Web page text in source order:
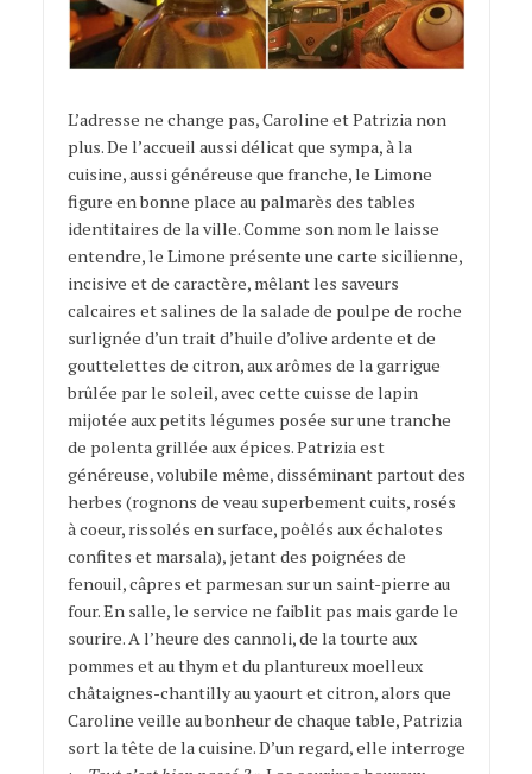
L’adresse ne change pas, Caroline et Patrizia non
plus. De l’accueil aussi délicat que sympa, à la
cuisine, aussi généreuse que franche, le Limone
figure en bonne place au palmarès des tables
identitaires de la ville. Comme son nom le laisse
entendre, le Limone présente une carte sicilienne,
incisive et de caractère, mêlant les saveurs
calcaires et salines de la salade de poulpe de roche
surlignée d’un trait d’huile d’olive ardente et de
gouttelettes de citron, aux arômes de la garrigue
brûlée par le soleil, avec cette cuisse de lapin
mijotée aux petits légumes posée sur une tranche
de polenta grillée aux épices. Patrizia est
généreuse, volubile même, disséminant partout des
herbes (rognons de veau superbement cuits, rosés
à coeur, rissolés en surface, poêlés aux échalotes
confites et marsala), jetant des poignées de
fenouil, câpres et parmesan sur un saint-pierre au
four. En salle, le service ne faiblit pas mais garde le
sourire. A l’heure des cannoli, de la tourte aux
pommes et au thym et du plantureux moelleux
châtaignes-chantilly au yaourt et citron, alors que
Caroline veille au bonheur de chaque table, Patrizia
sort la tête de la cuisine. D’un regard, elle interroge